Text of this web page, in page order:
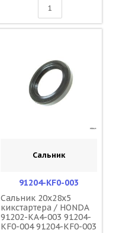
Сальник
91204-KF0-003
Сальник 20x28x5
кикстартера / HONDA
91202-KA4-003 91204-
KF0-004 91204-KF0-003